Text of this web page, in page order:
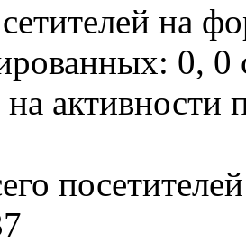
на
0,
активности